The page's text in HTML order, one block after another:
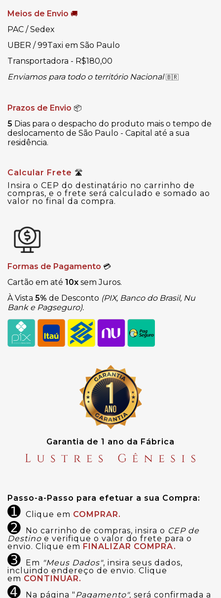
Meios de Envio 🚚
PAC / Sedex
UBER / 99Taxi em São Paulo
Transportadora - R$180,00
Enviamos para todo o território Nacional🇧🇷
Prazos de Envio 📦
5 Dias para o despacho do produto mais o tempo de
deslocamento de São Paulo - Capital até a sua
residência.
Calcular Frete 🛣
Insira o CEP do destinatário no carrinho de
compras, e o frete será calculado e somado ao
valor no final da compra.
Formas de Pagamento 💳
Cartão em até 10x sem Juros.
À Vista 5% de Desconto (PIX, Banco do Brasil, Nu
Bank e Pagseguro).
Garantia de 1 ano da Fábrica
Passo-a-Passo para efetuar a sua Compra:
➊ Clique em COMPRAR.
➋ No carrinho de compras, insira o CEP de
Destino e verifique o valor do frete para o
envio. Clique em FINALIZAR COMPRA.
➌ Em "Meus Dados", insira seus dados,
incluindo endereço de envio. Clique
em CONTINUAR.
➍ Na página " Pagamento", será confirmada a